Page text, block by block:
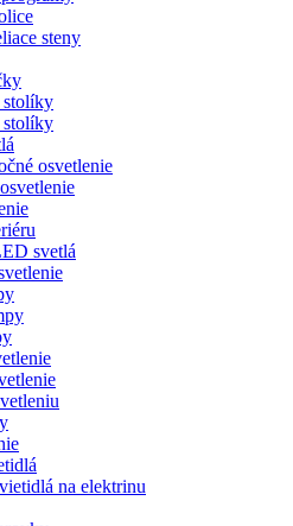
steny
stolíky
stolíky
osvetlenie
svetlá
na elektrinu